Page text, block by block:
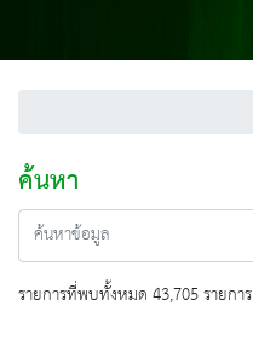
ค้นหา
รายการที่พบทั้งหมด 43,705 รายการ